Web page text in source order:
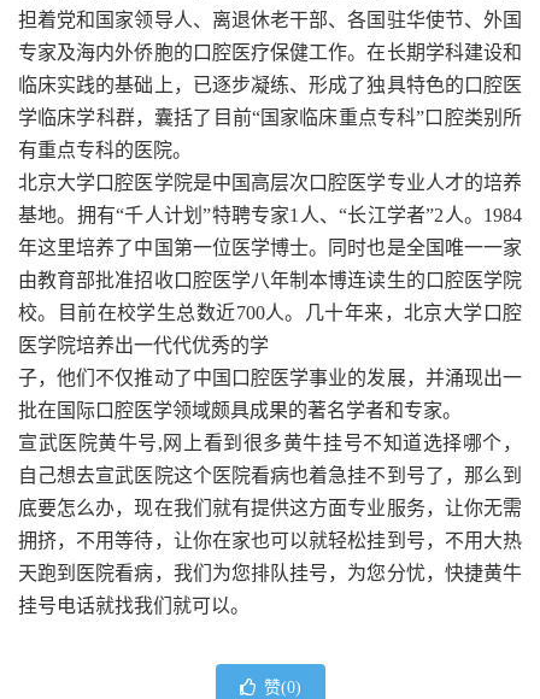
担着党和国家领导人、离退休老干部、各国驻华使节、外国
专家及海内外侨胞的口腔医疗保健工作。在长期学科建设和
临床实践的基础上，已逐步凝练、形成了独具特色的口腔医
学临床学科群，囊括了目前“国家临床重点专科”口腔类别所
有重点专科的医院。
北京大学口腔医学院是中国高层次口腔医学专业人才的培养
基地。拥有“千人计划”特聘专家1人、“长江学者”2人。1984
年这里培养了中国第一位医学博士。同时也是全国唯一一家
由教育部批准招收口腔医学八年制本博连读生的口腔医学院
校。目前在校学生总数近700人。几十年来，北京大学口腔
医学院培养出一代代优秀的学
子，他们不仅推动了中国口腔医学事业的发展，并涌现出一
批在国际口腔医学领域颇具成果的著名学者和专家。
宣武医院黄牛号,网上看到很多黄牛挂号不知道选择哪个，
自己想去宣武医院这个医院看病也着急挂不到号了，那么到
底要怎么办，现在我们就有提供这方面专业服务，让你无需
拥挤，不用等待，让你在家也可以就轻松挂到号，不用大热
天跑到医院看病，我们为您排队挂号，为您分忧，快捷黄牛
挂号电话就找我们就可以。
赞(0)